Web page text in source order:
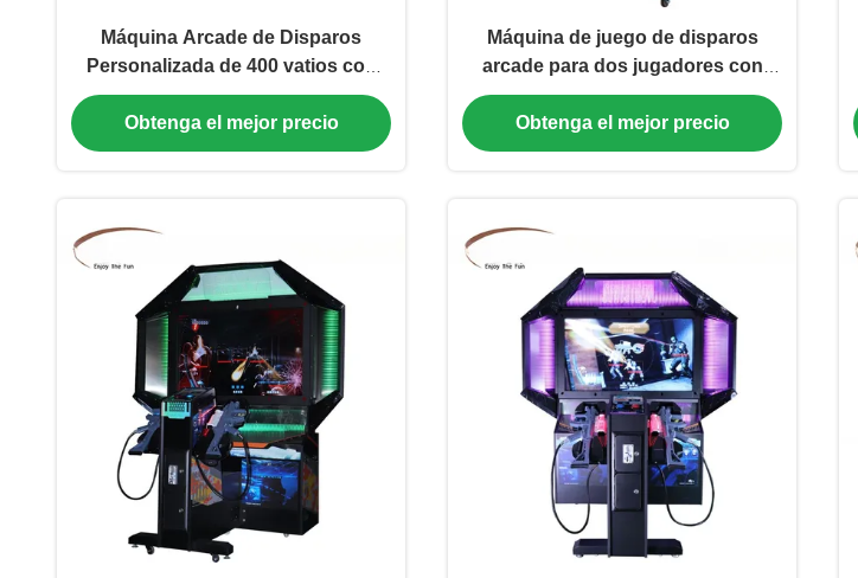
Máquina Arcade de Disparos
Personalizada de 400 vatios con
Idioma Inglés y Chino
Obtenga el mejor precio
Máquina de juego de disparos
arcade para dos jugadores con
apariencia de lujo
Obtenga el mejor precio